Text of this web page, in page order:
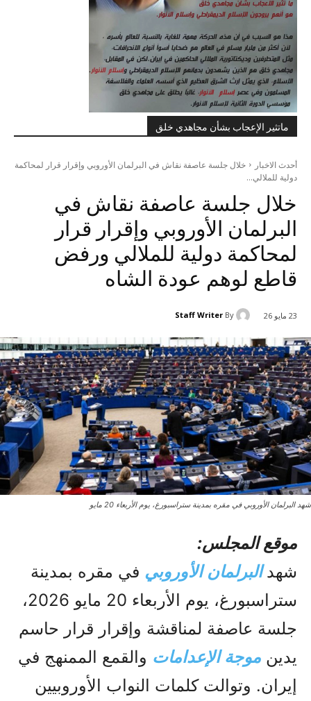
ماتثير الإعجاب بشأن مجاهدي خلق
أحدث الاخبار
خلال جلسة عاصفة نقاش في البرلمان الأوروبي وإقرار قرار لمحاكمة
دولية للملالي...
خلال جلسة عاصفة نقاش في
البرلمان الأوروبي وإقرار قرار
لمحاكمة دولية للملالي ورفض
قاطع لوهم عودة الشاه
23 مايو 26 By
Staff Writer
شهد البرلمان الأوروبي في مقره بمدينة ستراسبورغ، يوم الأربعاء 20 مايو
موقع المجلس:
شهدالبرلمان الأوروبي في مقره بمدينة
ستراسبورغ، يوم الأربعاء 20 مايو 2026،
جلسة عاصفة لمناقشة وإقرار قرار حاسم
يدين موجة الإعدامات والقمع الممنهج في
إيران. وتوالت كلمات النواب الأوروبيين